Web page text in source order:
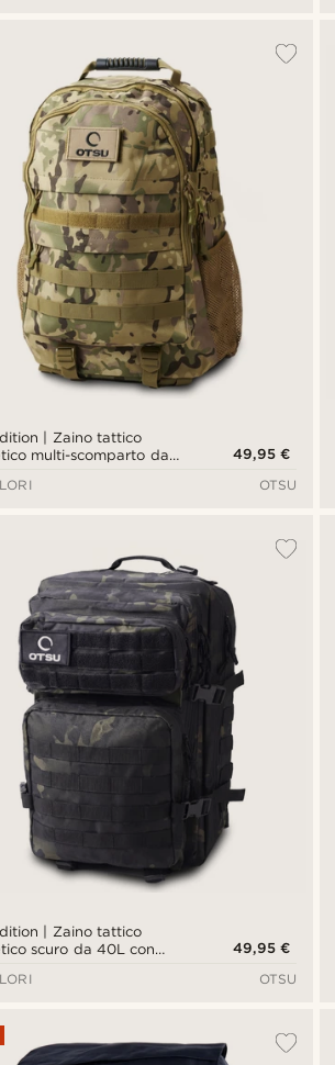
| Zaino tattico
multi-scomparto da
49,95 €
OTSU
| Zaino tattico
scuro da 40L con
49,95 €
OTSU